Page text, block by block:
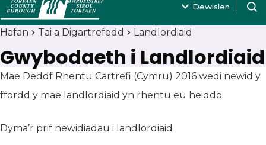
Dewislen
Hafan Tai a Digartrefedd Landlordiaid
Gwybodaeth i Landlordiaid
Mae Deddf Rhentu Cartrefi (Cymru) 2016 wedi newid y
ffordd y mae landlordiaid yn rhentu eu heiddo.
Dyma’r prif newidiadau i landlordiaid